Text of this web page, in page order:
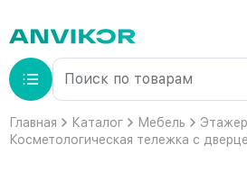
Главная Каталог Мебель
Косметологическая тележка с